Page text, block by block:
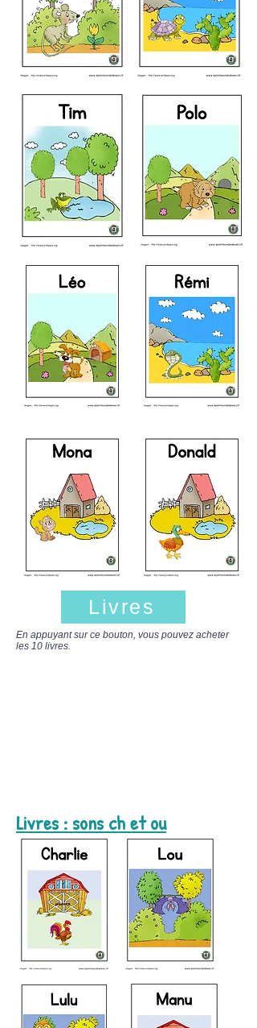
Livres
En appuyant sur ce bouton, vous pouvez acheter
les 10 livres.
Livres : sons ch et ou